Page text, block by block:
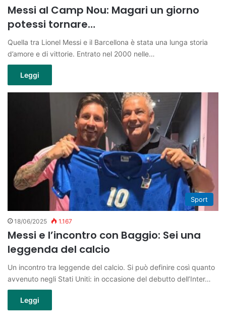
Messi al Camp Nou: Magari un giorno
potessi tornare…
Quella tra Lionel Messi e il Barcellona è stata una lunga storia
d’amore e di vittorie. Entrato nel 2000 nelle…
Leggi
Sport
18/06/2025 1.167
Messi e l’incontro con Baggio: Sei una
leggenda del calcio
Un incontro tra leggende del calcio. Si può definire così quanto
avvenuto negli Stati Uniti: in occasione del debutto dell’Inter…
Leggi